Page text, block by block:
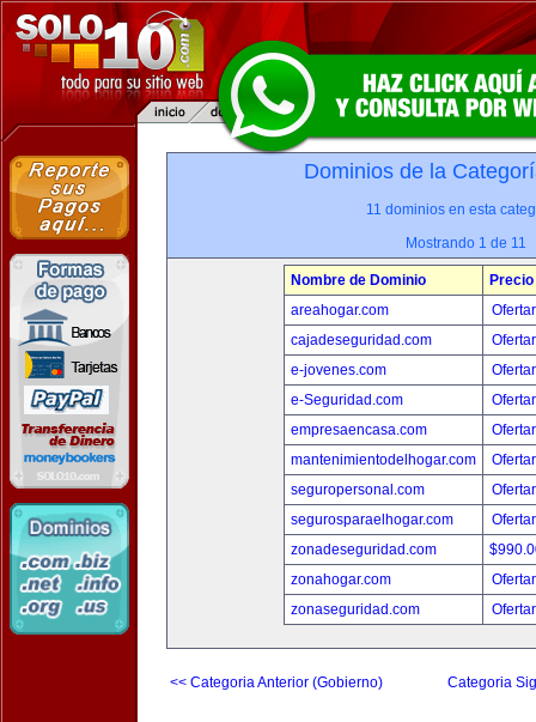
Dominios de la
11 dominios en esta
Mostrando 1 de 11
Nombre de Dominio
Precio
areahogar.com
cajadeseguridad.com
e-jovenes.com
e-Seguridad.com
empresaencasa.com
mantenimientodelhogar.com
seguropersonal.com
segurosparaelhogar.com
zonadeseguridad.com
zonahogar.com
zonaseguridad.com
<< Categoria Anterior (Gobierno) Categoria